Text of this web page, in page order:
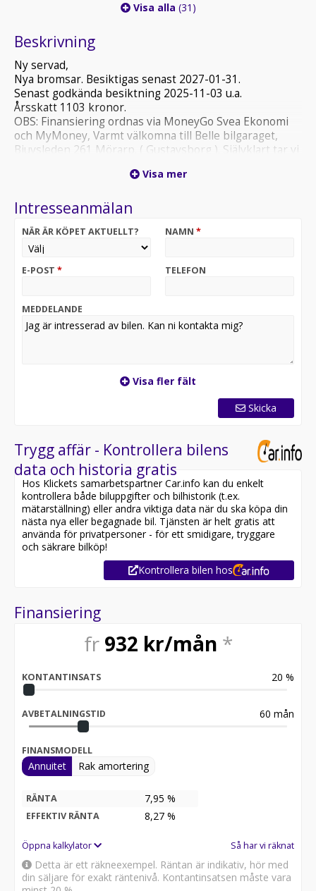
Visa alla (31)
Beskrivning
Ny servad,
Nya bromsar. Besiktigas senast 2027-01-31.
Senast godkända besiktning 2025-11-03 u.a.
Årsskatt 1103 kronor.
OBS: Finansiering ordnas via MoneyGo Svea Ekonomi
och MyMoney, Varmt välkomna till Belle bilgaraget,
Bjuvsleden 261 Mörarp. ( Gustavsborg ). Självklart tar vi
Visa mer
Intresseanmälan
NÄR ÄR KÖPET AKTUELLT? NAMN *
E-POST * TELEFON
MEDDELANDE
Visa fler fält
Skicka
Trygg affär - Kontrollera bilens
data och historia gratis
Hos Klickets samarbetspartner Car.info kan du enkelt
kontrollera både biluppgifter och bilhistorik (t.ex.
mätarställning) eller andra viktiga data när du ska köpa din
nästa nya eller begagnade bil. Tjänsten är helt gratis att
använda för privatpersoner - för ett smidigare, tryggare
och säkrare bilköp!
Kontrollera bilen hos
Finansiering
fr 932 kr/mån *
KONTANTINSATS 20 %
AVBETALNINGSTID 60 mån
FINANSMODELL
Annuitet Rak amortering
RÄNTA 7,95 %
EFFEKTIV RÄNTA 8,27 %
Öppna kalkylator Så har vi räknat
Detta är ett räkneexempel. Räntan är indikativ, hör med
din säljare för exakt räntenivå. Kontantinsatsen måste vara